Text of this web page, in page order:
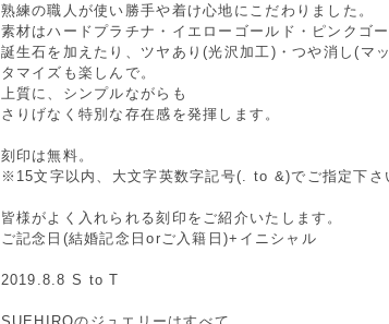
熟練の職人が使い勝手や着け心地にこだわりました。
素材はハードプラチナ・イエローゴールド・ピンクゴ
誕生石を加えたり、ツヤあり(光沢加工)・つや消し(マ
タマイズも楽しんで。
上質に、シンプルながらも
さりげなく特別な存在感を発揮します。
刻印は無料。
※15文字以内、大文字英数字記号(. to &)でご指定下さ
皆様がよく入れられる刻印をご紹介いたします。
ご記念日(結婚記念日orご入籍日)+イニシャル
2019.8.8 S to T